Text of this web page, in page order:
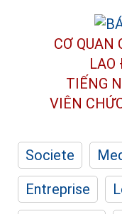
CƠ QUAN
LAO
TIẾNG
VIÊN
Societe
Entreprise